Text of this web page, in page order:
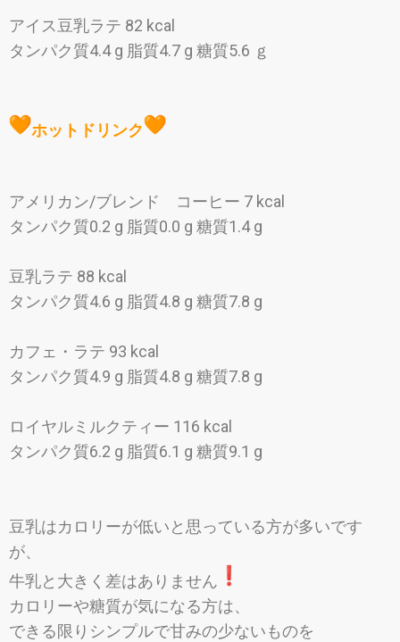
アイス豆乳ラテ 82 kcal
タンパク質4.4 g 脂質4.7 g 糖質5.6 ｇ
ホットドリンク
アメリカン/ブレンド コーヒー 7 kcal
タンパク質0.2 g 脂質0.0 g 糖質1.4 g
豆乳ラテ 88 kcal
タンパク質4.6 g 脂質4.8 g 糖質7.8 g
カフェ・ラテ 93 kcal
タンパク質4.9 g 脂質4.8 g 糖質7.8 g
ロイヤルミルクティー 116 kcal
タンパク質6.2 g 脂質6.1 g 糖質9.1 g
豆乳はカロリーが低いと思っている方が多いです
が、
牛乳と大きく差はありません
カロリーや糖質が気になる方は、
できる限りシンプルで甘みの少ないものを